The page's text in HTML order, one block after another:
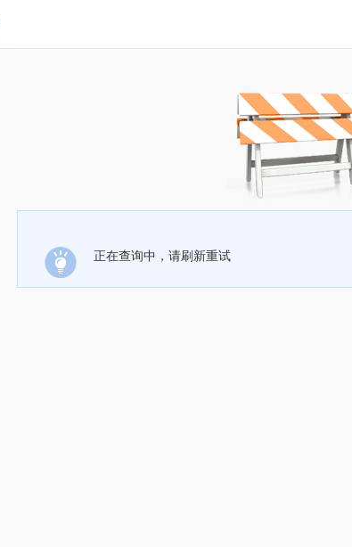
正在查询中，请刷新重试